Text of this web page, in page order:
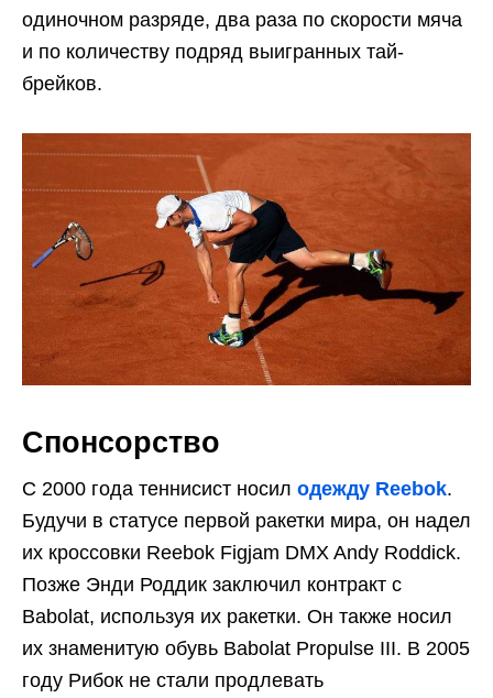
одиночном разряде, два раза по скорости мяча
и по количеству подряд выигранных тай-
брейков.
Спонсорство
С 2000 года теннисист носил одежду Reebok.
Будучи в статусе первой ракетки мира, он надел
их кроссовки Reebok Figjam DMX Andy Roddick.
Позже Энди Роддик заключил контракт с
Babolat, используя их ракетки. Он также носил
их знаменитую обувь Babolat Propulse III. В 2005
году Рибок не стали продлевать